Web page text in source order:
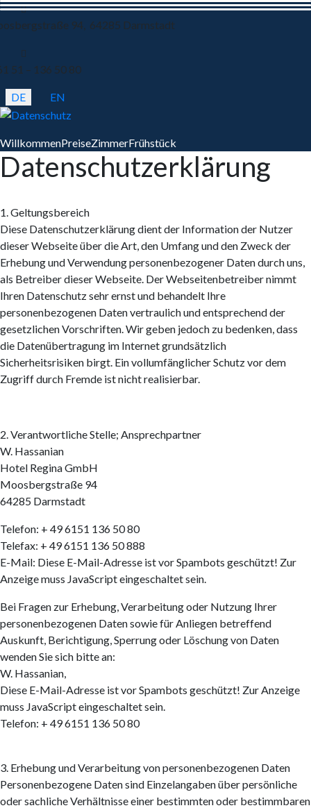
94, 64285 Darmstadt
51 – 136 50 80
DE EN
WillkommenPreiseZimmerFrühstück
Datenschutzerklärung
1. Geltungsbereich
Diese Datenschutzerklärung dient der Information der Nutzer
dieser Webseite über die Art, den Umfang und den Zweck der
Erhebung und Verwendung personenbezogener Daten durch uns,
als Betreiber dieser Webseite. Der Webseitenbetreiber nimmt
Ihren Datenschutz sehr ernst und behandelt Ihre
personenbezogenen Daten vertraulich und entsprechend der
gesetzlichen Vorschriften. Wir geben jedoch zu bedenken, dass
die Datenübertragung im Internet grundsätzlich
Sicherheitsrisiken birgt. Ein vollumfänglicher Schutz vor dem
Zugriff durch Fremde ist nicht realisierbar.
2. Verantwortliche Stelle; Ansprechpartner
W. Hassanian
Hotel Regina GmbH
Moosbergstraße 94
64285 Darmstadt
Telefon: + 49 6151 136 50 80
Telefax: + 49 6151 136 50 888
E-Mail: Diese E-Mail-Adresse ist vor Spambots geschützt! Zur
Anzeige muss JavaScript eingeschaltet sein.
Bei Fragen zur Erhebung, Verarbeitung oder Nutzung Ihrer
personenbezogenen Daten sowie für Anliegen betreffend
Auskunft, Berichtigung, Sperrung oder Löschung von Daten
wenden Sie sich bitte an:
W. Hassanian,
Diese E-Mail-Adresse ist vor Spambots geschützt! Zur Anzeige
muss JavaScript eingeschaltet sein.
Telefon: + 49 6151 136 50 80
3. Erhebung und Verarbeitung von personenbezogenen Daten
Personenbezogene Daten sind Einzelangaben über persönliche
oder sachliche Verhältnisse einer bestimmten oder bestimmbaren